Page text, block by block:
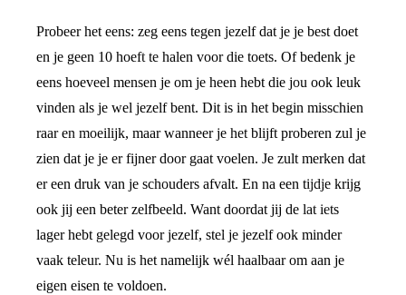
Probeer het eens: zeg eens tegen jezelf dat je je best doet
en je geen 10 hoeft te halen voor die toets. Of bedenk je
eens hoeveel mensen je om je heen hebt die jou ook leuk
vinden als je wel jezelf bent. Dit is in het begin misschien
raar en moeilijk, maar wanneer je het blijft proberen zul je
zien dat je je er fijner door gaat voelen. Je zult merken dat
er een druk van je schouders afvalt. En na een tijdje krijg
ook jij een beter zelfbeeld. Want doordat jij de lat iets
lager hebt gelegd voor jezelf, stel je jezelf ook minder
vaak teleur. Nu is het namelijk wél haalbaar om aan je
eigen eisen te voldoen.